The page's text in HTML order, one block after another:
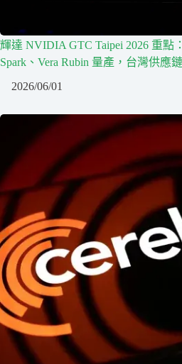
輝達 NVIDIA GTC Taipei 2026 重點
Spark、Vera Rubin 量產，台灣供應
2026/06/01